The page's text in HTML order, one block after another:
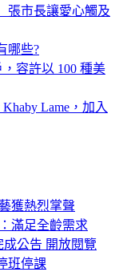
市長讓愛心觸及
哪些?
容許以 100 種美
Lame，加入
獲熱烈掌聲
滿足全齡需求
公告 開放閱覽
班停課